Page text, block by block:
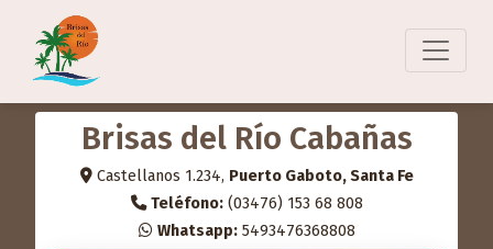
Brisas del Río Cabañas
Castellanos 1.234, Puerto Gaboto, Santa Fe
Teléfono:(03476) 153 68 808
Whatsapp:5493476368808